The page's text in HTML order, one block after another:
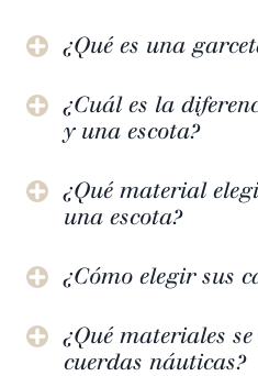
¿Qué es una
¿Cuál es la
y una escota?
¿Qué material
una escota?
¿Cómo elegir sus
¿Qué materiales
cuerdas náuticas?